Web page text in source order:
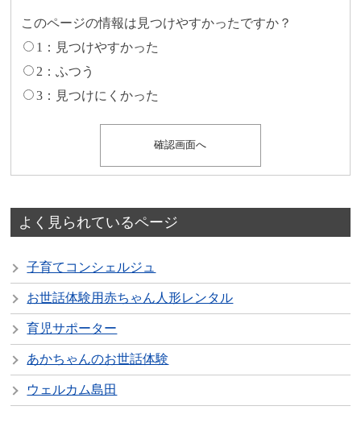
このページの情報は見つけやすかったですか？
1：見つけやすかった
2：ふつう
3：見つけにくかった
よく見られているページ
子育てコンシェルジュ
お世話体験用赤ちゃん人形レンタル
育児サポーター
あかちゃんのお世話体験
ウェルカム島田